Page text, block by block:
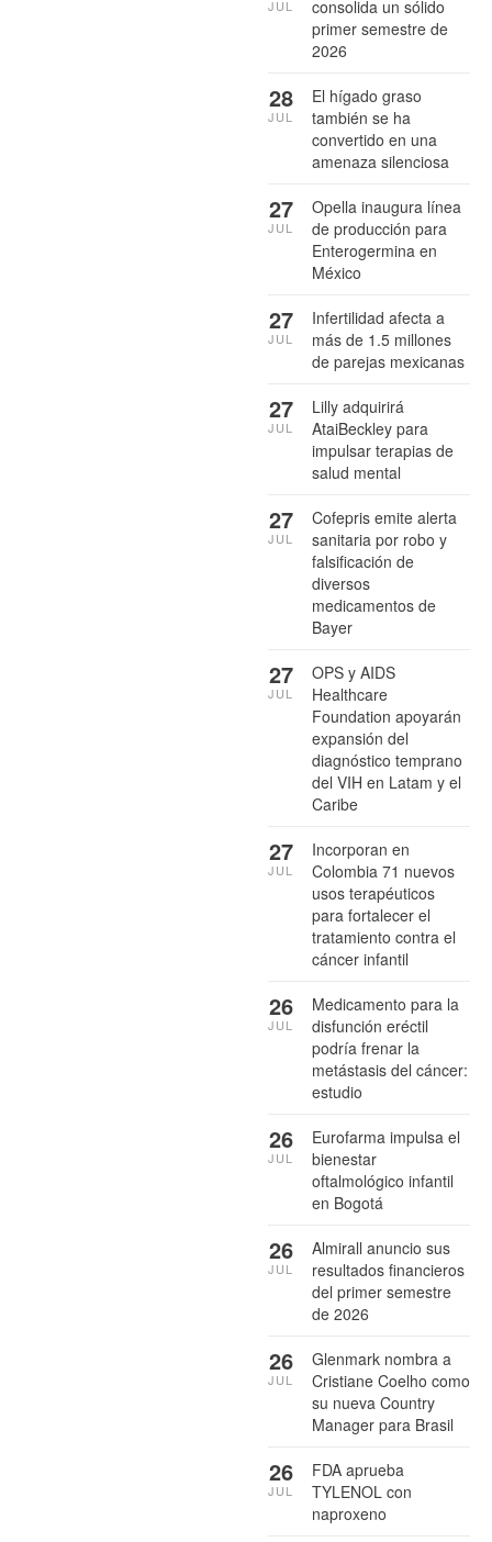
consolida un sólido
primer semestre de
2026
JUL
El hígado graso
también se ha
convertido en una
amenaza silenciosa
28
JUL
Opella inaugura línea
de producción para
Enterogermina en
México
27
JUL
Infertilidad afecta a
más de 1.5 millones
de parejas mexicanas
27
JUL
Lilly adquirirá
AtaiBeckley para
impulsar terapias de
salud mental
27
JUL
Cofepris emite alerta
sanitaria por robo y
falsificación de
diversos
medicamentos de
Bayer
27
JUL
OPS y AIDS
Healthcare
Foundation apoyarán
expansión del
diagnóstico temprano
del VIH en Latam y el
Caribe
27
JUL
Incorporan en
Colombia 71 nuevos
usos terapéuticos
para fortalecer el
tratamiento contra el
cáncer infantil
27
JUL
Medicamento para la
disfunción eréctil
podría frenar la
metástasis del cáncer:
estudio
26
JUL
Eurofarma impulsa el
bienestar
oftalmológico infantil
en Bogotá
26
JUL
Almirall anuncio sus
resultados financieros
del primer semestre
de 2026
26
JUL
Glenmark nombra a
Cristiane Coelho como
su nueva Country
Manager para Brasil
26
JUL
FDA aprueba
TYLENOL con
naproxeno
26
JUL